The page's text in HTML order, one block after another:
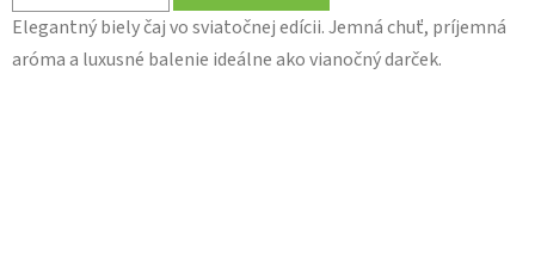
Elegantný biely čaj vo sviatočnej edícii. Jemná chuť, príjemná
aróma a luxusné balenie ideálne ako vianočný darček.